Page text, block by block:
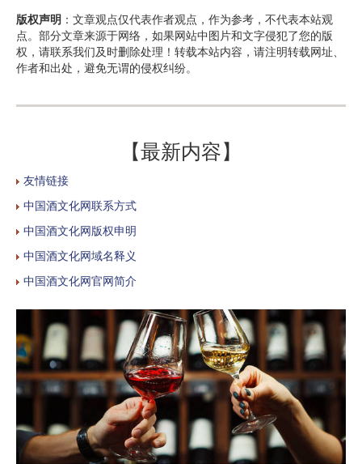
版权声明 ：文章观点仅代表作者观点，作为参考，不代表本站观
点。部分文章来源于网络，如果网站中图片和文字侵犯了您的版
权，请联系我们及时删除处理！转载本站内容，请注明转载网址、
作者和出处，避免无谓的侵权纠纷。
【最新内容】
友情链接
中国酒文化网联系方式
中国酒文化网版权申明
中国酒文化网域名释义
中国酒文化网官网简介